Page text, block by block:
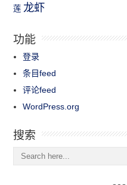
莲 龙虾
功能
登录
条目feed
评论feed
WordPress.org
搜索